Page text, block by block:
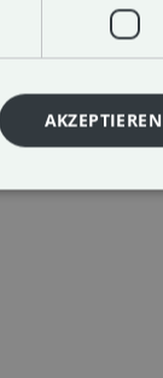
AKZEPTIEREN